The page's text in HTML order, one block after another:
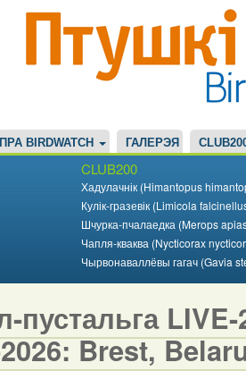
ПРА BIRDWATCH ГАЛЕРЭЯ
CLUB200
Хадулачнік (Himantopus
Кулік-гразевік (Limicola
Шчурка-пчалаедка (Merops
Чапля-кваква (Nycticorax
Чырвонаваллёвы гагач (Gavia
пустальга
Brest,